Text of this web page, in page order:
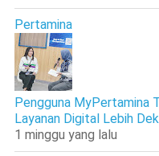
Pertamina
Pengguna MyPertamina
Layanan Digital Lebih
1 minggu yang lalu